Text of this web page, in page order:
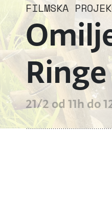
FILMSKA
21/2 od 11h do